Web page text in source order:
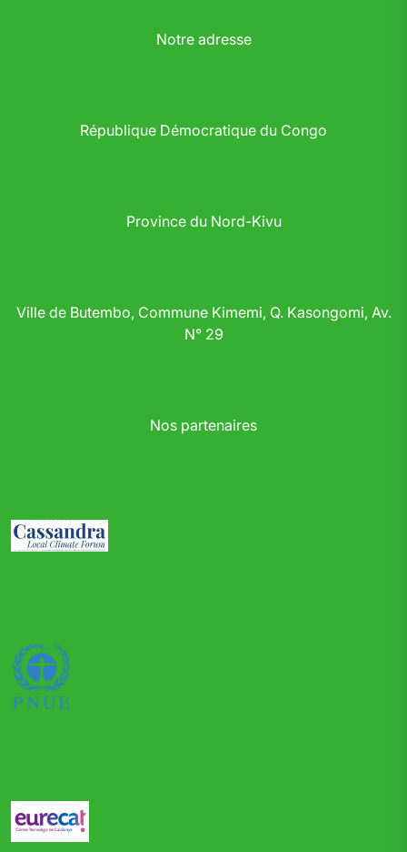
Notre adresse
République Démocratique du Congo
Province du Nord-Kivu
Ville de Butembo, Commune Kimemi, Q. Kasongomi, Av.
N° 29
Nos partenaires